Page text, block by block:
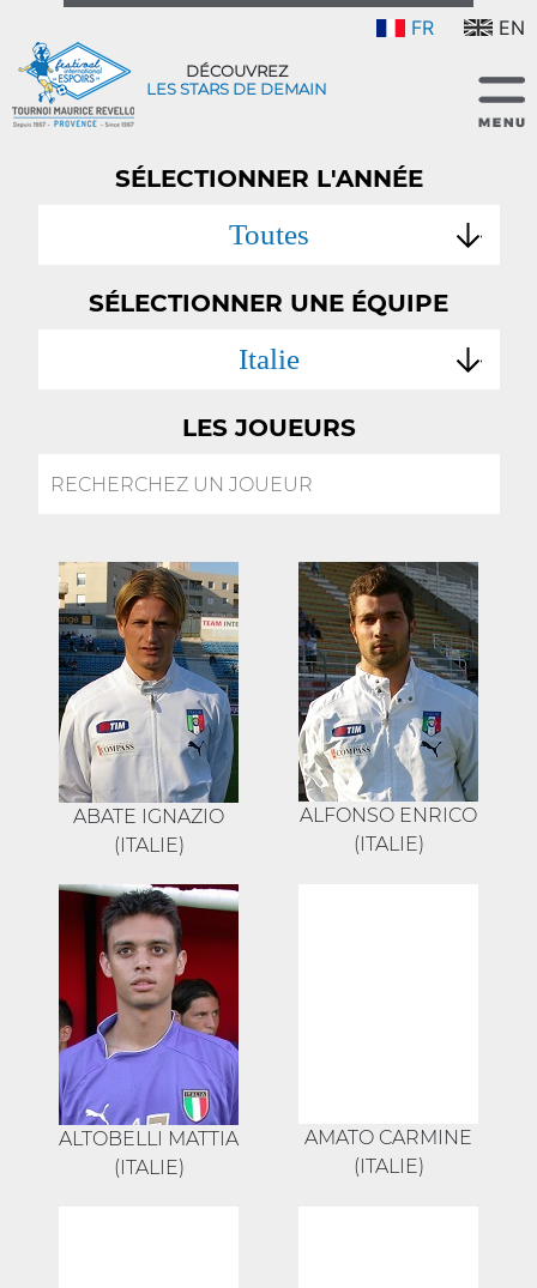
FR EN
DÉCOUVREZ
LES STARS DE DEMAIN
SÉLECTIONNER L'ANNÉE
Toutes
SÉLECTIONNER UNE ÉQUIPE
Italie
LES JOUEURS
ABATE IGNAZIO
(ITALIE)
ALFONSO ENRICO
(ITALIE)
ALTOBELLI MATTIA
(ITALIE)
AMATO CARMINE
(ITALIE)